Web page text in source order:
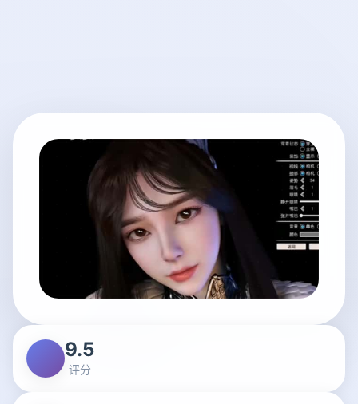
9.5
评分